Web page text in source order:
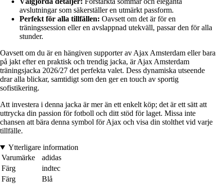
avslutningar som säkerställer en utmärkt passform.
Perfekt för alla tillfällen: Oavsett om det är för en
träningssession eller en avslappnad utekväll, passar den för alla
stunder.
Oavsett om du är en hängiven supporter av Ajax Amsterdam eller bara
på jakt efter en praktisk och trendig jacka, är Ajax Amsterdam
träningsjacka 2026/27 det perfekta valet. Dess dynamiska utseende
drar alla blickar, samtidigt som den ger en touch av sportig
sofistikering.
Att investera i denna jacka är mer än ett enkelt köp; det är ett sätt att
uttrycka din passion för fotboll och ditt stöd för laget. Missa inte
chansen att bära denna symbol för Ajax och visa din stolthet vid varje
tillfälle.
Ytterligare information
Varumärke
adidas
Färg
indtec
Färg
Blå